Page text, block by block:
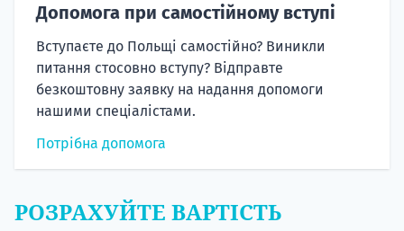
Допомога при самостійному вступі
Вступаєте до Польщі самостійно? Виникли
питання стосовно вступу? Відправте
безкоштовну заявку на надання допомоги
нашими спеціалістами.
Потрібна допомога
РОЗРАХУЙТЕ ВАРТІСТЬ